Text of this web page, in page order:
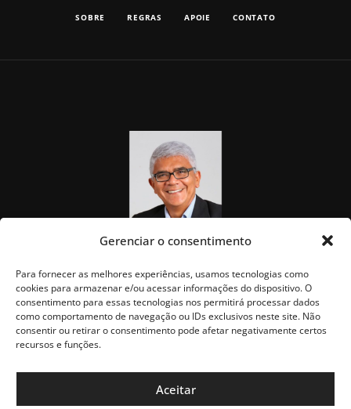
Gerenciar o consentimento
Para fornecer as melhores experiências, usamos tecnologias como
cookies para armazenar e/ou acessar informações do dispositivo. O
consentimento para essas tecnologias nos permitirá processar dados
como comportamento de navegação ou IDs exclusivos neste site. Não
consentir ou retirar o consentimento pode afetar negativamente certos
recursos e funções.
Aceitar
SOBRE REGRAS APOIE CONTATO